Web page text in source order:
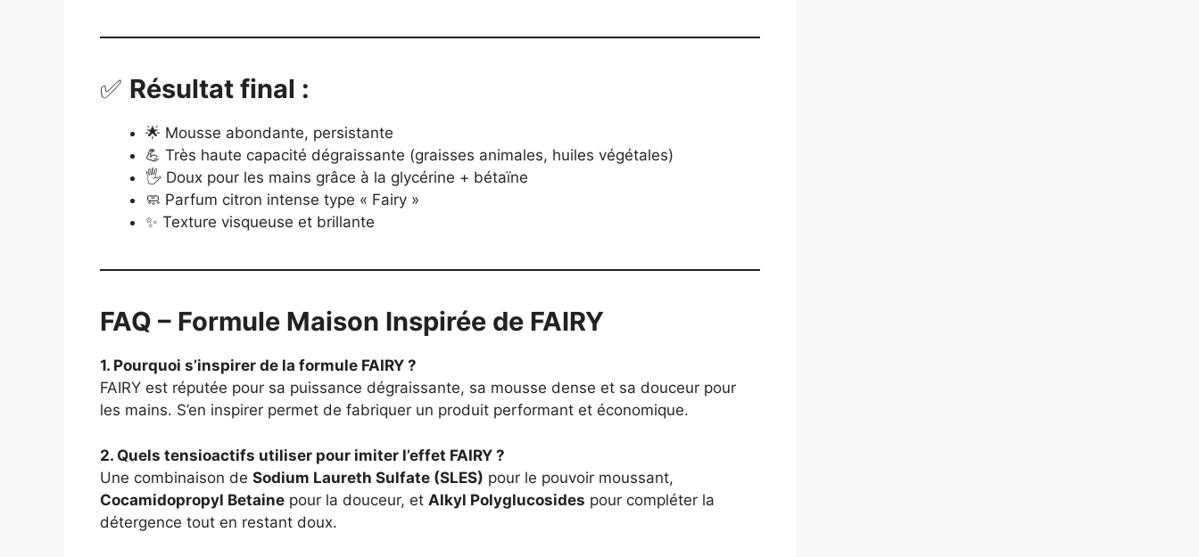
✅ Résultat final :
🌟 Mousse abondante, persistante
💪 Très haute capacité dégraissante (graisses animales, huiles végétales)
🖐️ Doux pour les mains grâce à la glycérine + bétaïne
🧼 Parfum citron intense type « Fairy »
✨ Texture visqueuse et brillante
FAQ – Formule Maison Inspirée de FAIRY
1. Pourquoi s’inspirer de la formule FAIRY ?
FAIRY est réputée pour sa puissance dégraissante, sa mousse dense et sa douceur pour
les mains. S’en inspirer permet de fabriquer un produit performant et économique.
2. Quels tensioactifs utiliser pour imiter l’effet FAIRY ?
Une combinaison de Sodium Laureth Sulfate (SLES) pour le pouvoir moussant,
Cocamidopropyl Betaine pour la douceur, et Alkyl Polyglucosides pour compléter la
détergence tout en restant doux.